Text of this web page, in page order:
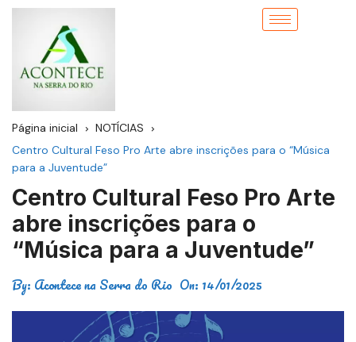
Página inicial
NOTÍCIAS
Centro Cultural Feso Pro Arte abre inscrições para o “Música
para a Juventude”
Centro Cultural Feso Pro Arte
abre inscrições para o
“Música para a Juventude”
By: Acontece na Serra do Rio On: 14/01/2025